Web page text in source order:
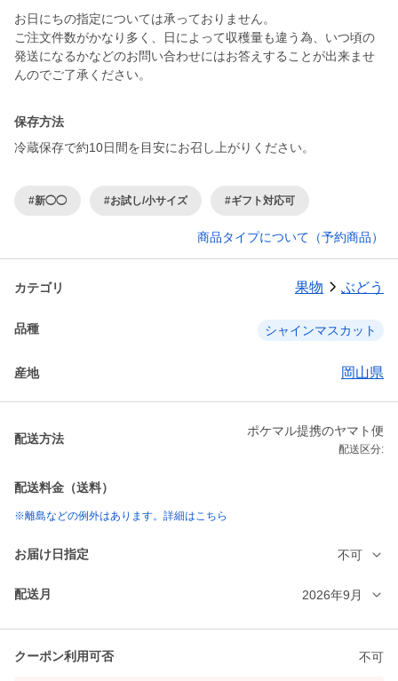
お日にちの指定については承っておりません。
ご注文件数がかなり多く、日によって収穫量も違う為、いつ頃の
発送になるかなどのお問い合わせにはお答えすることが出来ませ
保存方法
冷蔵保存で約10日間を目安にお召し上がりください。
#新◯◯ #お試し/小サイズ #ギフト対応可
商品タイプについて（予約商品）
カテゴリ 果物 ぶどう
品種 シャインマスカット
産地 岡山県
配送方法
ポケマル提携のヤマト便
配送区分:
配送料金（送料）
※離島などの例外はあります。詳細はこちら
お届け日指定 不可
配送月 2026年9月
クーポン利用可否 不可